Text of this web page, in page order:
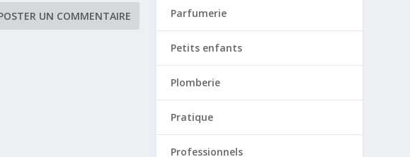
Parfumerie
Petits enfants
Plomberie
Pratique
Professionnels